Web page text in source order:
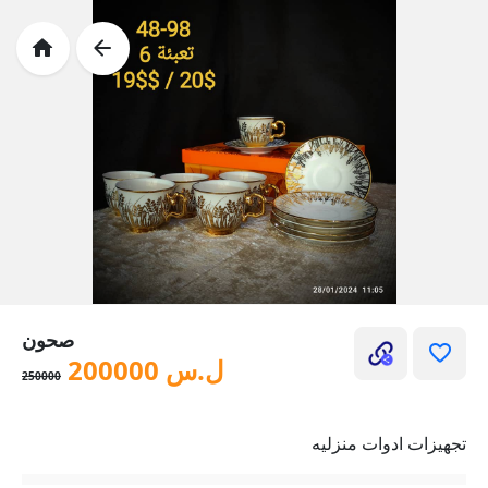
صحون
ل.س 200000
250000
تجهيزات ادوات منزليه